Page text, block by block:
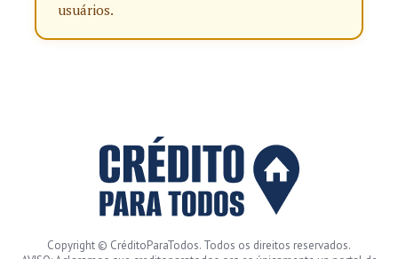
usuários.
Copyright © CréditoParaTodos. Todos os direitos reservados.